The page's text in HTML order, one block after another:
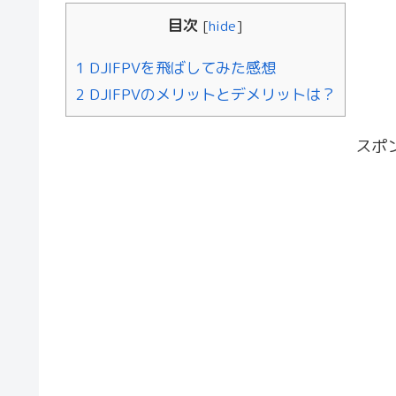
目次 [hide]
1 DJIFPVを飛ばしてみた感想
2 DJIFPVのメリットとデメリットは？
スポ